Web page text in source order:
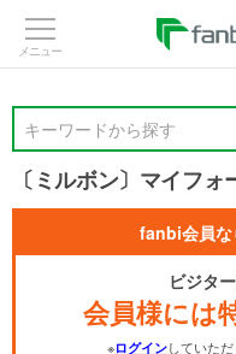
キーワードから探す
〔ミルボン〕マイフ
fanbi会員な
ビジタ
会員様には
※ログインしていた